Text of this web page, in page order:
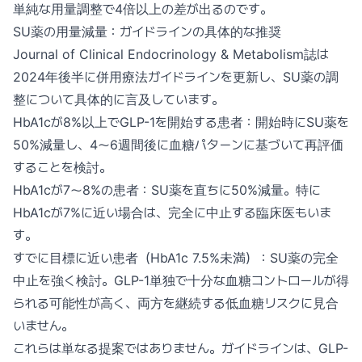
単純な用量調整で4倍以上の差が出るのです。
SU薬の用量減量：ガイドラインの具体的な推奨
Journal of Clinical Endocrinology & Metabolism誌は
2024年後半に併用療法ガイドラインを更新し、SU薬の調
整について具体的に言及しています。
HbA1cが8%以上でGLP-1を開始する患者：開始時にSU薬を
50%減量し、4〜6週間後に血糖パターンに基づいて再評価
することを検討。
HbA1cが7〜8%の患者：SU薬を直ちに50%減量。特に
HbA1cが7%に近い場合は、完全に中止する臨床医もいま
す。
すでに目標に近い患者（HbA1c 7.5%未満）：SU薬の完全
中止を強く検討。GLP-1単独で十分な血糖コントロールが得
られる可能性が高く、両方を継続する低血糖リスクに見合
いません。
これらは単なる提案ではありません。ガイドラインは、GLP-